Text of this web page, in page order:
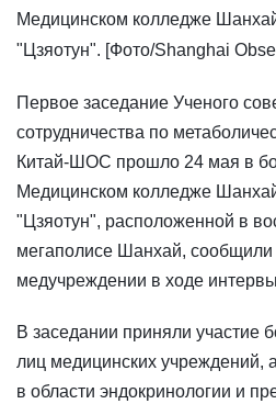
Медицинском колледже
"Цзяотун". [Фото/Shanghai
Первое заседание Ученого
сотрудничества по
Китай-ШОС прошло 24 мая в
Медицинском колледже
"Цзяотун", расположенной в
мегаполисе Шанхай, сообщили
медучреждении в ходе
В заседании приняли участие
лиц медицинских учреждений,
в области эндокринологии и